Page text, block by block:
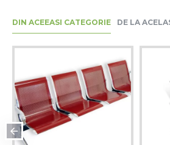
DIN ACEEASI CATEGORIE DE LA